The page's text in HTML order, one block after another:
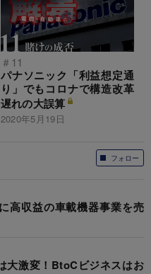
＃11
パナソニック「利益想定通
り」でもコロナで構造改革
遅れの大誤算
2020年5月19日
フォロー
高収益の車載機器事業を売
大激変！BtoCビジネスはお